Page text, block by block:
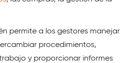
permite a los gestores manejar
procedimientos,
y proporcionar informes